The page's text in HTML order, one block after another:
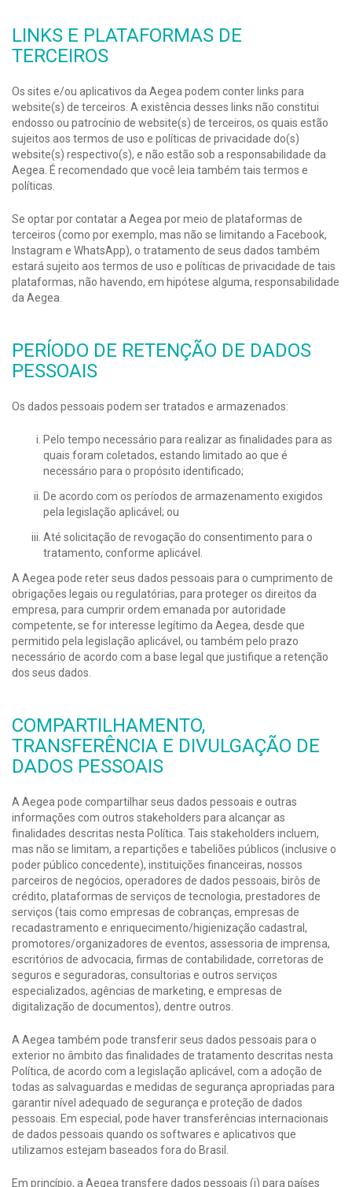
LINKS E PLATAFORMAS DE
TERCEIROS
Os sites e/ou aplicativos da Aegea podem conter links para
website(s) de terceiros. A existência desses links não constitui
endosso ou patrocínio de website(s) de terceiros, os quais estão
sujeitos aos termos de uso e políticas de privacidade do(s)
website(s) respectivo(s), e não estão sob a responsabilidade da
Aegea. É recomendado que você leia também tais termos e
políticas.
Se optar por contatar a Aegea por meio de plataformas de
terceiros (como por exemplo, mas não se limitando a Facebook,
Instagram e WhatsApp), o tratamento de seus dados também
estará sujeito aos termos de uso e políticas de privacidade de tais
plataformas, não havendo, em hipótese alguma, responsabilidade
da Aegea.
PERÍODO DE RETENÇÃO DE DADOS
PESSOAIS
Os dados pessoais podem ser tratados e armazenados:
Pelo tempo necessário para realizar as finalidades para as
quais foram coletados, estando limitado ao que é
necessário para o propósito identificado;
De acordo com os períodos de armazenamento exigidos
pela legislação aplicável; ou
Até solicitação de revogação do consentimento para o
tratamento, conforme aplicável.
A Aegea pode reter seus dados pessoais para o cumprimento de
obrigações legais ou regulatórias, para proteger os direitos da
empresa, para cumprir ordem emanada por autoridade
competente, se for interesse legítimo da Aegea, desde que
permitido pela legislação aplicável, ou também pelo prazo
necessário de acordo com a base legal que justifique a retenção
dos seus dados.
COMPARTILHAMENTO,
TRANSFERÊNCIA E DIVULGAÇÃO DE
DADOS PESSOAIS
A Aegea pode compartilhar seus dados pessoais e outras
informações com outros stakeholders para alcançar as
finalidades descritas nesta Política. Tais stakeholders incluem,
mas não se limitam, a repartições e tabeliões públicos (inclusive o
poder público concedente), instituições financeiras, nossos
parceiros de negócios, operadores de dados pessoais, birôs de
crédito, plataformas de serviços de tecnologia, prestadores de
serviços (tais como empresas de cobranças, empresas de
recadastramento e enriquecimento/higienização cadastral,
promotores/organizadores de eventos, assessoria de imprensa,
escritórios de advocacia, firmas de contabilidade, corretoras de
seguros e seguradoras, consultorias e outros serviços
especializados, agências de marketing, e empresas de
digitalização de documentos), dentre outros.
A Aegea também pode transferir seus dados pessoais para o
exterior no âmbito das finalidades de tratamento descritas nesta
Política, de acordo com a legislação aplicável, com a adoção de
todas as salvaguardas e medidas de segurança apropriadas para
garantir nível adequado de segurança e proteção de dados
pessoais. Em especial, pode haver transferências internacionais
de dados pessoais quando os softwares e aplicativos que
utilizamos estejam baseados fora do Brasil.
Em princípio, a Aegea transfere dados pessoais (i) para países